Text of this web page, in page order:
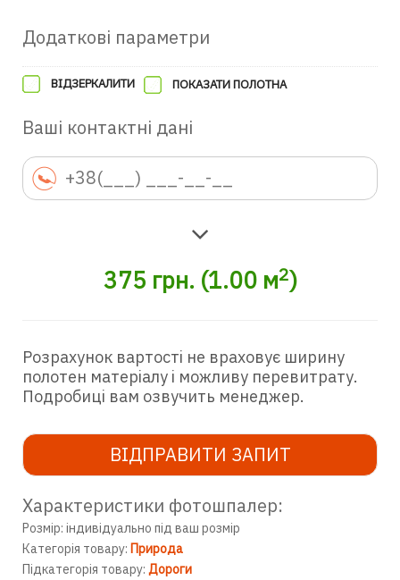
Додаткові параметри
ВІДЗЕРКАЛИТИ ПОКАЗАТИ ПОЛОТНА
Ваші контактні дані
375 грн. (1.00м2)
Розрахунок вартості не враховує ширину
полотен матеріалу і можливу перевитрату.
Подробиці вам озвучить менеджер.
ВІДПРАВИТИ ЗАПИТ
Характеристики фотошпалер:
Розмір: індивідуально під ваш розмір
Категорія товару: Природа
Підкатегорія товару: Дороги